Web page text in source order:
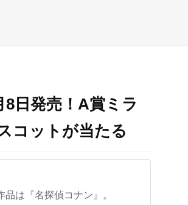
日発売！A賞ミラ
コットが当たる
は『名探偵コナン』。